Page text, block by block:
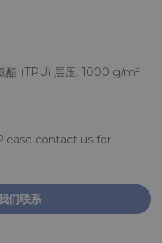
(TPU) 层压, 1000 g/m²
contact us for
们联系